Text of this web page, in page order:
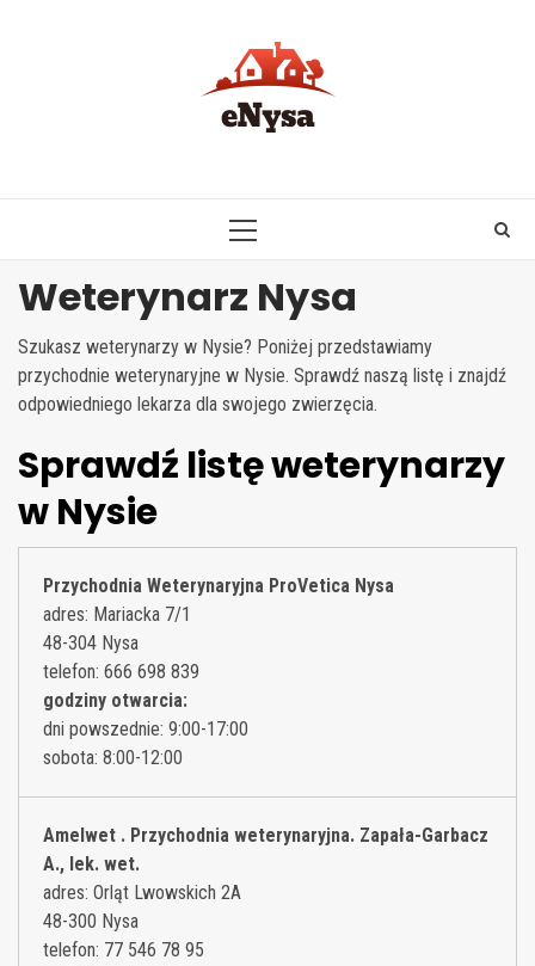
PRIMARY
Weterynarz Nysa
Szukasz weterynarzy w Nysie? Poniżej przedstawiamy
przychodnie weterynaryjne w Nysie. Sprawdź naszą listę i znajdź
odpowiedniego lekarza dla swojego zwierzęcia.
Sprawdź listę weterynarzy
w Nysie
Przychodnia Weterynaryjna ProVetica Nysa
adres: Mariacka 7/1
48-304 Nysa
telefon: 666 698 839
godziny otwarcia:
dni powszednie: 9:00-17:00
sobota: 8:00-12:00
Amelwet . Przychodnia weterynaryjna. Zapała-Garbacz
A., lek. wet.
adres: Orląt Lwowskich 2A
48-300 Nysa
telefon: 77 546 78 95